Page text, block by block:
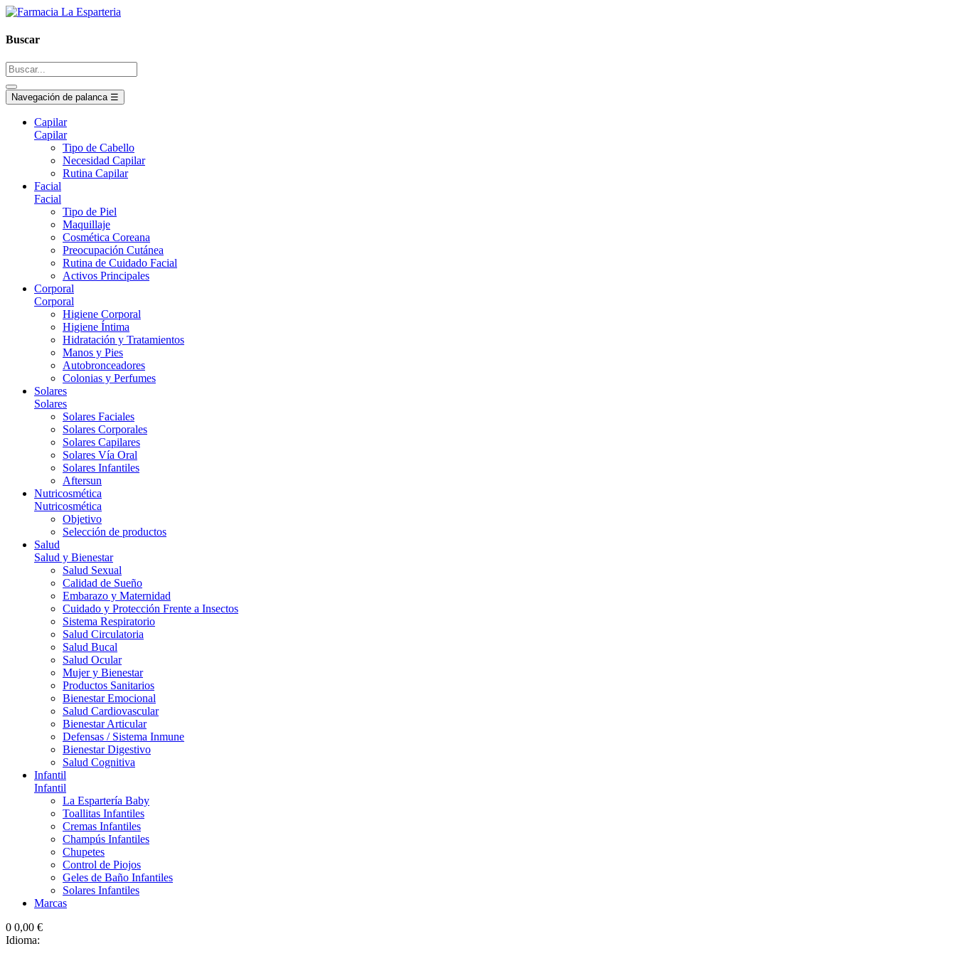
Buscar
Navegación de palanca ☰
Capilar
Capilar
Tipo de Cabello
Necesidad Capilar
Rutina Capilar
Facial
Facial
Tipo de Piel
Maquillaje
Cosmética Coreana
Preocupación Cutánea
Rutina de Cuidado Facial
Activos Principales
Corporal
Corporal
Higiene Corporal
Higiene Íntima
Hidratación y Tratamientos
Manos y Pies
Autobronceadores
Colonias y Perfumes
Solares
Solares
Solares Faciales
Solares Corporales
Solares Capilares
Solares Vía Oral
Solares Infantiles
Aftersun
Nutricosmética
Nutricosmética
Objetivo
Selección de productos
Salud
Salud y Bienestar
Salud Sexual
Calidad de Sueño
Embarazo y Maternidad
Cuidado y Protección Frente a Insectos
Sistema Respiratorio
Salud Circulatoria
Salud Bucal
Salud Ocular
Mujer y Bienestar
Productos Sanitarios
Bienestar Emocional
Salud Cardiovascular
Bienestar Articular
Defensas / Sistema Inmune
Bienestar Digestivo
Salud Cognitiva
Infantil
Infantil
La Espartería Baby
Toallitas Infantiles
Cremas Infantiles
Champús Infantiles
Chupetes
Control de Piojos
Geles de Baño Infantiles
Solares Infantiles
Marcas
0 0,00 €
Idioma: